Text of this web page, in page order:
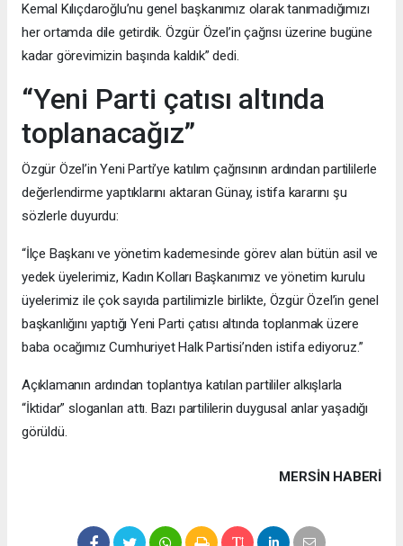
Kemal Kılıçdaroğlu’nu genel başkanımız olarak tanımadığımızı
her ortamda dile getirdik. Özgür Özel’in çağrısı üzerine bugüne
kadar görevimizin başında kaldık” dedi.
“Yeni Parti çatısı altında
toplanacağız”
Özgür Özel’in Yeni Parti’ye katılım çağrısının ardından partililerle
değerlendirme yaptıklarını aktaran Günay, istifa kararını şu
sözlerle duyurdu:
“İlçe Başkanı ve yönetim kademesinde görev alan bütün asil ve
yedek üyelerimiz, Kadın Kolları Başkanımız ve yönetim kurulu
üyelerimiz ile çok sayıda partilimizle birlikte, Özgür Özel’in genel
başkanlığını yaptığı Yeni Parti çatısı altında toplanmak üzere
baba ocağımız Cumhuriyet Halk Partisi’nden istifa ediyoruz.”
Açıklamanın ardından toplantıya katılan partililer alkışlarla
“İktidar” sloganları attı. Bazı partililerin duygusal anlar yaşadığı
görüldü.
MERSIN HABERİ